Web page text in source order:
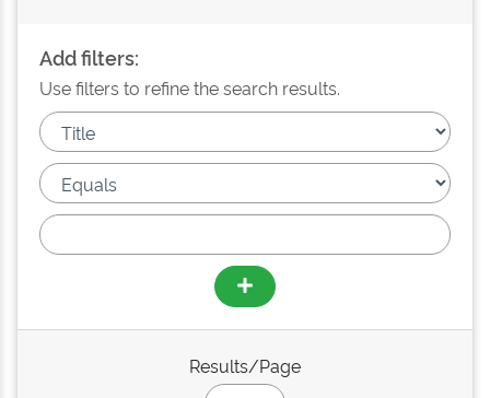
Add filters:
Use filters to refine the search results.
Results/Page